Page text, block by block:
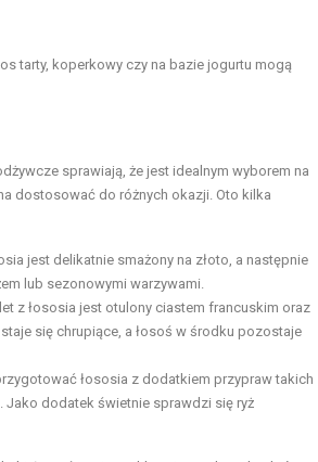
tarty, koperkowy czy na bazie jogurtu mogą
sprawiają, że jest idealnym wyborem na
dostosować do różnych okazji. Oto kilka
jest delikatnie smażony na złoto, a następnie
lub sezonowymi warzywami.
z łososia jest otulony ciastem francuskim oraz
się chrupiące, a łosoś w środku pozostaje
łososia z dodatkiem przypraw takich
Jako dodatek świetnie sprawdzi się ryż